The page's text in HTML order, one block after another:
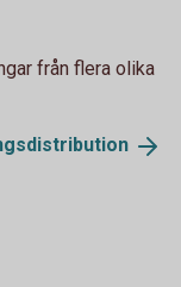
från flera olika